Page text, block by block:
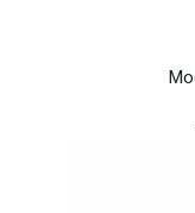
Simulasi Kredit